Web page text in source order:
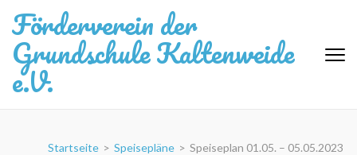
Inhalt
springen
(Eingabetaste
drücken)
Förderverein der
Grundschule Kaltenweide
e.V.
Startseite > Speisepläne > Speiseplan 01.05. – 05.05.2023